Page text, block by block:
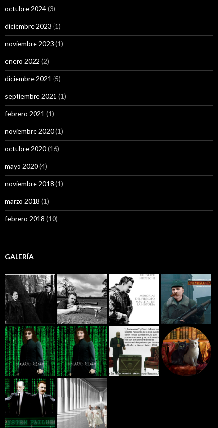
octubre 2024(3)
diciembre 2023 (1)
noviembre 2023 (1)
enero 2022 (2)
diciembre 2021 (5)
septiembre 2021 (1)
febrero 2021 (1)
noviembre 2020(1)
octubre 2020(16)
mayo 2020(4)
noviembre 2018 (1)
marzo 2018 (1)
febrero 2018 (10)
GALERÍA